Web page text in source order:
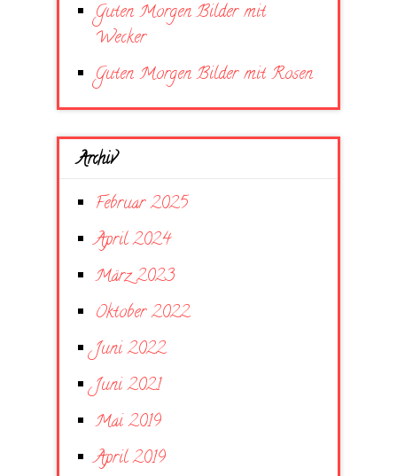
Guten Morgen Bilder mit
Wecker
Guten Morgen Bilder mit Rosen
Archiv
Februar 2025
April 2024
März 2023
Oktober 2022
Juni 2022
Juni 2021
Mai 2019
April 2019